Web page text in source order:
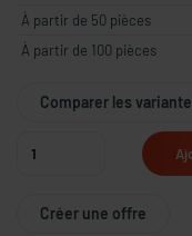
À partir de 50 pièces
À partir de 100 pièces
Comparer les
Créer une offre